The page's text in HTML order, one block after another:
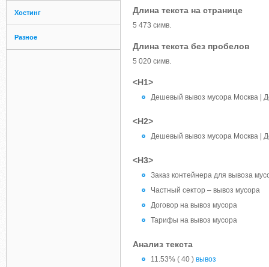
Хостинг
Разное
Длина текста на странице
5 473 симв.
Длина текста без пробелов
5 020 симв.
<H1>
Дешевый вывоз мусора Москва |
<H2>
Дешевый вывоз мусора Москва |
<H3>
Заказ контейнера для вывоза
Частный сектор – вывоз мусора
Договор на вывоз мусора
Тарифы на вывоз мусора
Анализ текста
11.53% ( 40 ) вывоз